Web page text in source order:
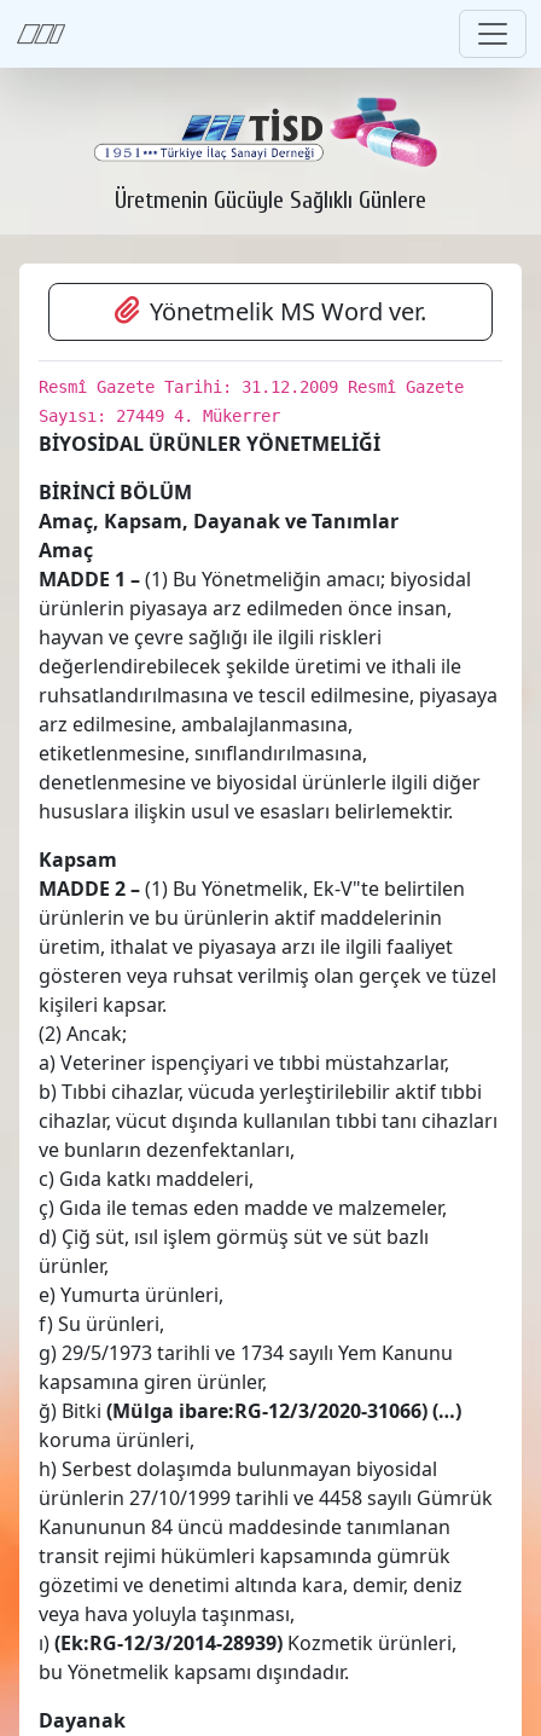
Üretmenin Gücüyle Sağlıklı Günlere
Yönetmelik MS Word ver.
Resmî Gazete Tarihi: 31.12.2009 Resmî Gazete
Sayısı: 27449 4. Mükerrer
BİYOSİDAL ÜRÜNLER YÖNETMELİĞİ
BİRİNCİ BÖLÜM
Amaç, Kapsam, Dayanak ve Tanımlar
Amaç
MADDE 1 –(1) Bu Yönetmeliğin amacı; biyosidal
ürünlerin piyasaya arz edilmeden önce insan,
hayvan ve çevre sağlığı ile ilgili riskleri
değerlendirebilecek şekilde üretimi ve ithali ile
ruhsatlandırılmasına ve tescil edilmesine, piyasaya
arz edilmesine, ambalajlanmasına,
etiketlenmesine, sınıflandırılmasına,
denetlenmesine ve biyosidal ürünlerle ilgili diğer
hususlara ilişkin usul ve esasları belirlemektir.
Kapsam
MADDE 2 –(1) Bu Yönetmelik, Ek-V"te belirtilen
ürünlerin ve bu ürünlerin aktif maddelerinin
üretim, ithalat ve piyasaya arzı ile ilgili faaliyet
gösteren veya ruhsat verilmiş olan gerçek ve tüzel
kişileri kapsar.
(2) Ancak;
a) Veteriner ispençiyari ve tıbbi müstahzarlar,
b) Tıbbi cihazlar, vücuda yerleştirilebilir aktif tıbbi
cihazlar, vücut dışında kullanılan tıbbi tanı cihazları
ve bunların dezenfektanları,
c) Gıda katkı maddeleri,
ç) Gıda ile temas eden madde ve malzemeler,
d) Çiğ süt, ısıl işlem görmüş süt ve süt bazlı
ürünler,
e) Yumurta ürünleri,
f) Su ürünleri,
g) 29/5/1973 tarihli ve 1734 sayılı Yem Kanunu
kapsamına giren ürünler,
ğ) Bitki (Mülga ibare:RG-12/3/2020-31066) (…)
koruma ürünleri,
h) Serbest dolaşımda bulunmayan biyosidal
ürünlerin 27/10/1999 tarihli ve 4458 sayılı Gümrük
Kanununun 84 üncü maddesinde tanımlanan
transit rejimi hükümleri kapsamında gümrük
gözetimi ve denetimi altında kara, demir, deniz
veya hava yoluyla taşınması,
ı)(Ek:RG-12/3/2014-28939) Kozmetik ürünleri,
bu Yönetmelik kapsamı dışındadır.
Dayanak